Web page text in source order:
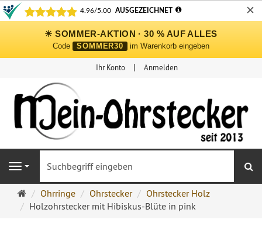
✕
☀ SOMMER-AKTION · 30 % AUF ALLES
Code SOMMER30 im Warenkorb eingeben
Ihr Konto Anmelden
Navigation
Ohrringe
Ohrstecker
Ohrringe Ohrstecker
Ohrstecker Holz
Holzohrstecker mit Hibiskus-Blüte in pink